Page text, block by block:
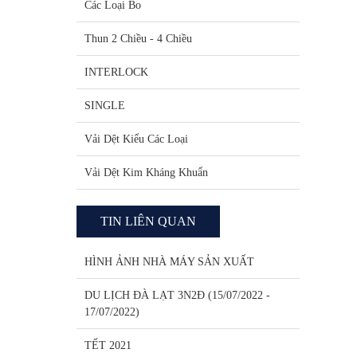
Các Loại Bo
Thun 2 Chiều - 4 Chiều
INTERLOCK
SINGLE
Vải Dệt Kiểu Các Loại
Vải Dệt Kim Kháng Khuẩn
TIN LIÊN QUAN
HÌNH ẢNH NHÀ MÁY SẢN XUẤT
DU LỊCH ĐÀ LẠT 3N2Đ (15/07/2022 -
17/07/2022)
TẾT 2021